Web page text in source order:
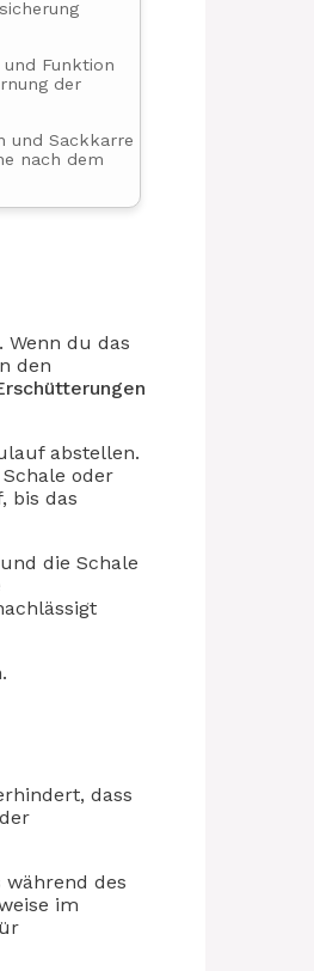
Funktion
der
und Sackkarre
nach dem
Wenn du das
den
abstellen.
oder
bis das
die Schale
dass
während des
im